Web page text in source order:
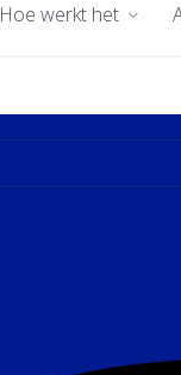
Hoe werkt het